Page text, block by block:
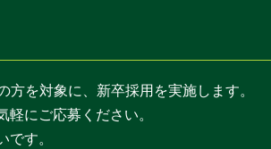
を対象に、新卒採用を実施します。
にご応募ください。
す。